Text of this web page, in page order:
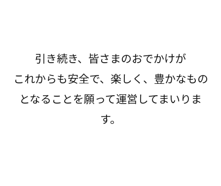
引き続き、皆さまのおでかけが
これからも安全で、楽しく、豊かなもの
となることを願って運営してまいりま
す。